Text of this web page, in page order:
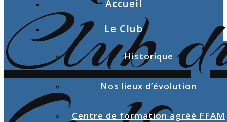
Accueil
Le Club
Historique
Nos lieux d’évolution
Centre de formation agréé FFAM